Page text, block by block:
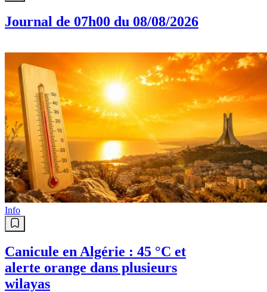
Journal de 07h00 du 08/08/2026
Info
Canicule en Algérie : 45 °C et
alerte orange dans plusieurs
wilayas